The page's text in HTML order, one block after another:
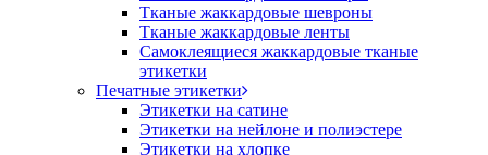
Тканые жаккардовые шевроны
Тканые жаккардовые ленты
Самоклеящиеся жаккардовые тканые
этикетки
Печатные этикетки
Этикетки на сатине
Этикетки на нейлоне и полиэстере
Этикетки на хлопке